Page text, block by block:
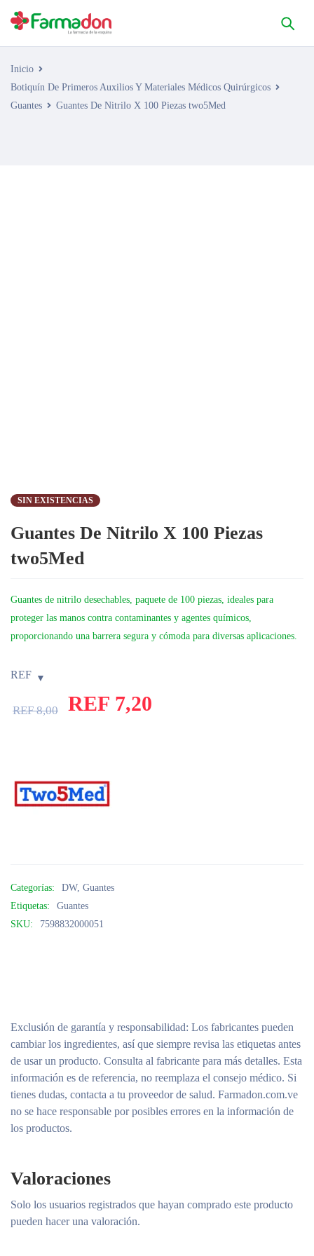
Inicio
Botiquín De Primeros Auxilios Y Materiales Médicos Quirúrgicos
Guantes
Guantes De Nitrilo X 100 Piezas two5Med
SIN EXISTENCIAS
Guantes De Nitrilo X 100 Piezas
two5Med
Guantes de nitrilo desechables, paquete de 100 piezas, ideales para
proteger las manos contra contaminantes y agentes químicos,
proporcionando una barrera segura y cómoda para diversas aplicaciones.
REF
REF8,00 REF 7,20
Categorías: DW, Guantes
Etiquetas:
Guantes
SKU:
7598832000051
Exclusión de garantía y responsabilidad: Los fabricantes pueden
cambiar los ingredientes, así que siempre revisa las etiquetas antes
de usar un producto. Consulta al fabricante para más detalles. Esta
información es de referencia, no reemplaza el consejo médico. Si
tienes dudas, contacta a tu proveedor de salud. Farmadon.com.ve
no se hace responsable por posibles errores en la información de
los productos.
Valoraciones
Solo los usuarios registrados que hayan comprado este producto
pueden hacer una valoración.